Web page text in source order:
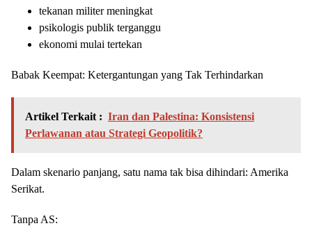
tekanan militer meningkat
psikologis publik terganggu
ekonomi mulai tertekan
Babak Keempat: Ketergantungan yang Tak Terhindarkan
Artikel Terkait : Iran dan Palestina: Konsistensi
Perlawanan atau Strategi Geopolitik?
Dalam skenario panjang, satu nama tak bisa dihindari: Amerika
Serikat.
Tanpa AS: